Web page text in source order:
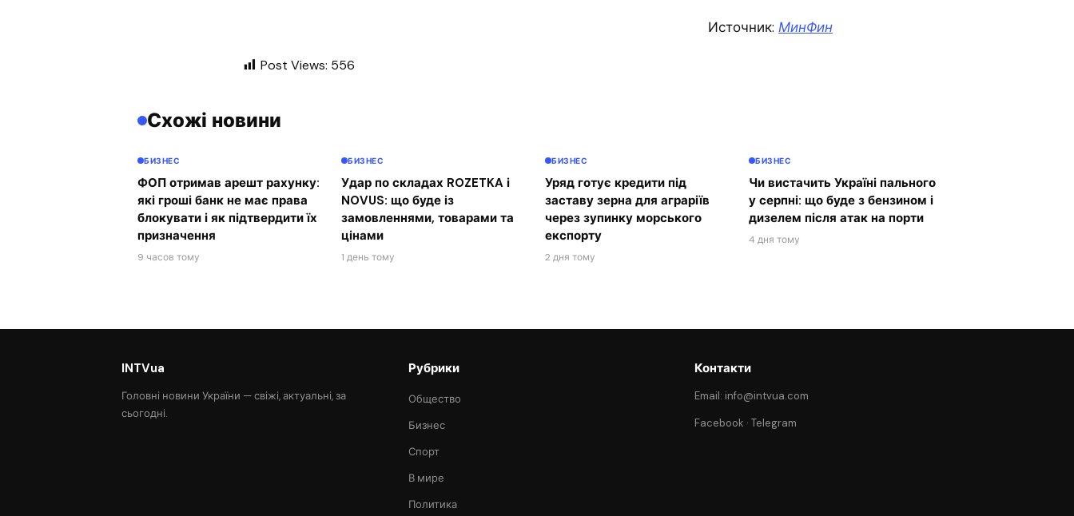
Источник: МинФин
Post Views: 556
Схожі новини
БИЗНЕС
ФОП отримав арешт рахунку:
які гроші банк не має права
блокувати і як підтвердити їх
призначення
9 часов тому
БИЗНЕС
Удар по складах ROZETKA і
NOVUS: що буде із
замовленнями, товарами та
цінами
1 день тому
БИЗНЕС
Уряд готує кредити під
заставу зерна для аграріїв
через зупинку морського
експорту
2 дня тому
БИЗНЕС
Чи вистачить Україні пального
у серпні: що буде з бензином і
дизелем після атак на порти
4 дня тому
INTVua
Головні новини України — свіжі, актуальні, за
сьогодні.
Рубрики
Общество
Бизнес
Спорт
В мире
Политика
Контакти
Email: info@intvua.com
Facebook ·Telegram